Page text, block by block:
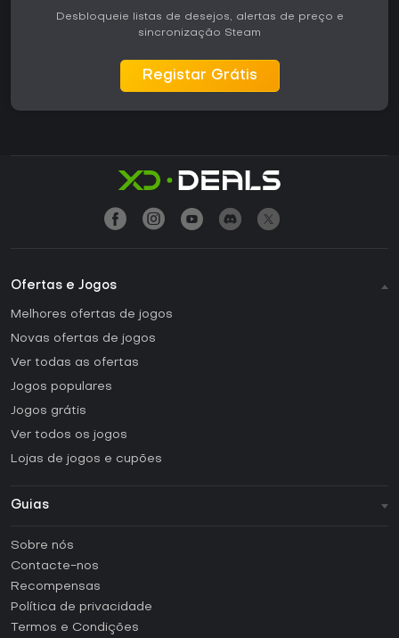
Desbloqueie listas de desejos, alertas de preço e
sincronização Steam
Registar Grátis
Ofertas e Jogos
Melhores ofertas de jogos
Novas ofertas de jogos
Ver todas as ofertas
Jogos populares
Jogos grátis
Ver todos os jogos
Lojas de jogos e cupões
Guias
Como ativar uma CD Key Steam?
Como ativar uma CD Key Epic Games?
Como ativar uma CD Key GOG?
Sobre nós
Contacte-nos
Recompensas
Política de privacidade
Termos e Condições